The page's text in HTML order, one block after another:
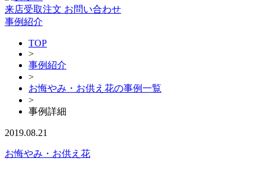
来店受取注文 お問い合わせ
事例紹介
TOP
>
事例紹介
>
お悔やみ・お供え花の事例一覧
>
事例詳細
2019.08.21
お悔やみ・お供え花